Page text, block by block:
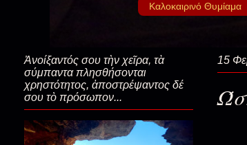
Μην τολμήσεις να
Στο αρχονταρίκι
Οι καλύτερες
Καλοκαιρινό Θυμίαμα
15
Ἀνοίξαντός σου τὴν χεῖρα, τὰ
σύμπαντα πλησθήσονται
χρηστότητος, ἀποστρέψαντος δέ
σου τὸ πρόσωπον...